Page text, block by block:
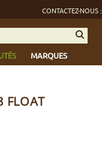
CONTACTEZ-NOUS :
MARQUES
FLOAT